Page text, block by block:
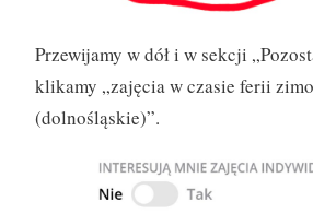
Przewijamy w dół i w sekcji
klikamy „zajęcia w czasie ferii
(dolnośląskie)”.